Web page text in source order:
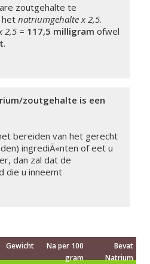
zoutgehalte te
hetnatriumgehalte x 2,5.
2,5 = 117,5 milligram ofwel
.
zoutgehalte is een
bereiden van het gerecht
ingrediÃ«nten of eet u
dan zal dat de
die u inneemt
Gewicht
Na per 100
gram
Bevat
Natrium